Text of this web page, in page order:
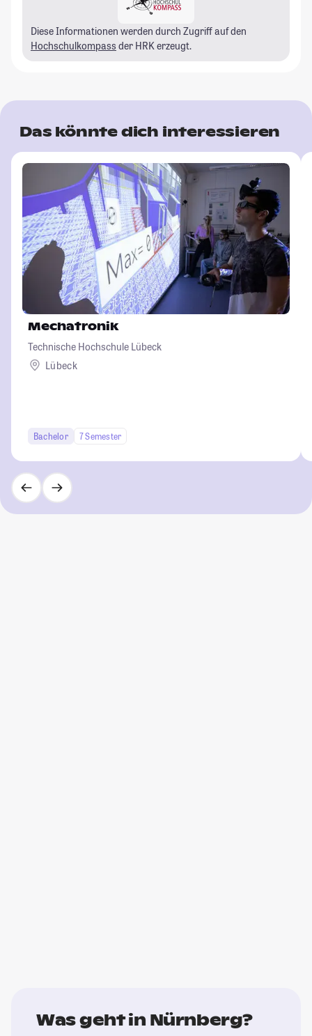
Diese Informationen werden durch Zugriff auf den
Hochschulkompass der HRK erzeugt.
Das könnte dich interessieren
Mechatronik
Technische Hochschule Lübeck
Lübeck
Bachelor 7 Semester
Was geht in Nürnberg?